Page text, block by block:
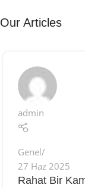
Our Articles
admin
Genel
27 Haz 2025
Rahat Bir